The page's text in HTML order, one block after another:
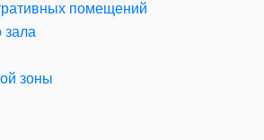
помещений
зала
зоны